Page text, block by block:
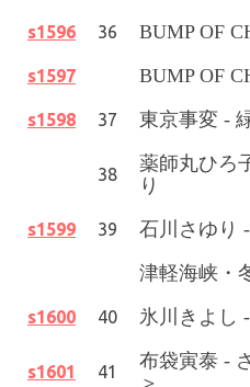
s1596 36 BUMP OF
s1597 BUMP OF
s1598 37 東京事変 -
38
薬師丸ひろ
り
s1599 39
石川さゆり
津軽海峡・
s1600 40 氷川きよし
s1601 41
布袋寅泰 -
＞